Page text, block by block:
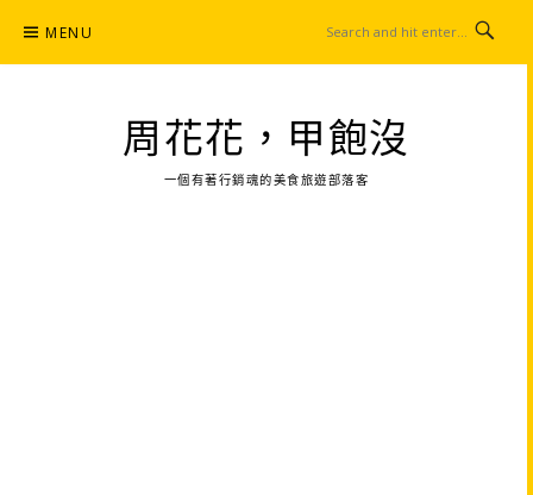
content
MENU
周花花，甲飽沒
一個有著行銷魂的美食旅遊部落客